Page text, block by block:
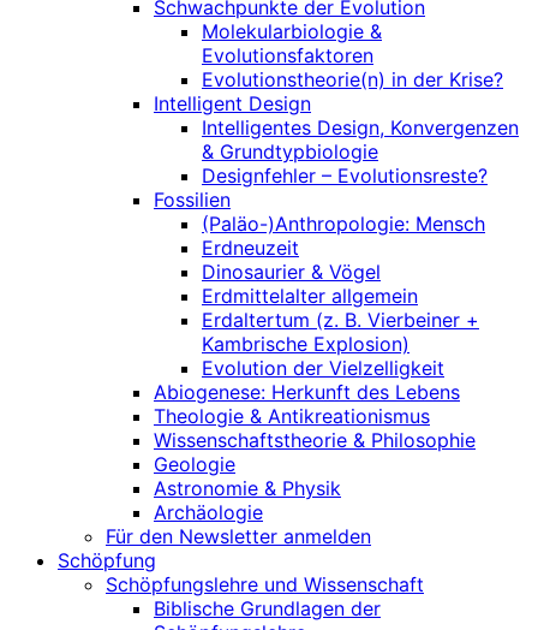
Schwachpunkte der Evolution
Molekularbiologie &
Evolutionsfaktoren
Evolutionstheorie(n) in der Krise?
Intelligent Design
Intelligentes Design, Konvergenzen
& Grundtypbiologie
Designfehler – Evolutionsreste?
Fossilien
(Paläo-)Anthropologie: Mensch
Erdneuzeit
Dinosaurier & Vögel
Erdmittelalter allgemein
Erdaltertum (z. B. Vierbeiner +
Kambrische Explosion)
Evolution der Vielzelligkeit
Abiogenese: Herkunft des Lebens
Theologie & Antikreationismus
Wissenschaftstheorie & Philosophie
Geologie
Astronomie & Physik
Archäologie
Für den Newsletter anmelden
Schöpfung
Schöpfungslehre und Wissenschaft
Biblische Grundlagen der